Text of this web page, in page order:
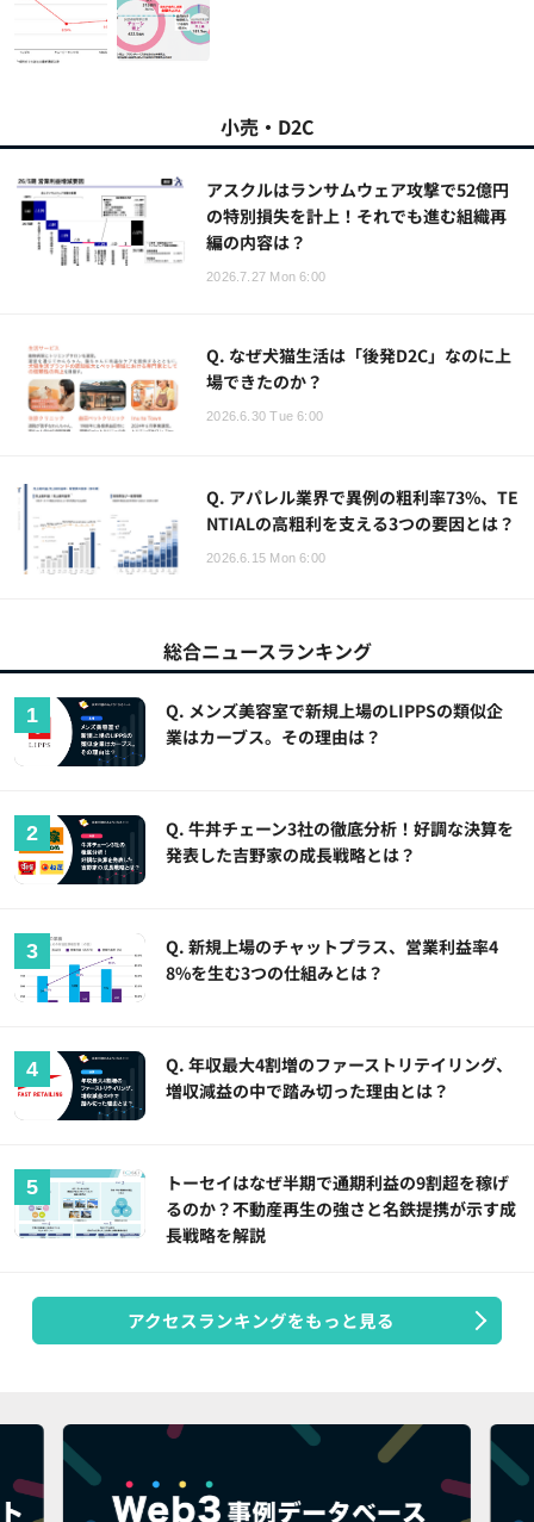
小売・D2C
アスクルはランサムウェア攻撃で52億円
の特別損失を計上！それでも進む組織再
編の内容は？
2026.7.27 Mon 6:00
Q. なぜ犬猫生活は「後発D2C」なのに上
場できたのか？
2026.6.30 Tue 6:00
Q. アパレル業界で異例の粗利率73%、TE
NTIALの高粗利を支える3つの要因とは？
2026.6.15 Mon 6:00
総合ニュースランキング
Q. メンズ美容室で新規上場のLIPPSの類似企
業はカーブス。その理由は？
Q. 牛丼チェーン3社の徹底分析！好調な決算を
発表した吉野家の成長戦略とは？
Q. 新規上場のチャットプラス、営業利益率4
8%を生む3つの仕組みとは？
Q. 年収最大4割増のファーストリテイリング、
増収減益の中で踏み切った理由とは？
トーセイはなぜ半期で通期利益の9割超を稼げ
るのか？不動産再生の強さと名鉄提携が示す成
長戦略を解説
アクセスランキングをもっと見る